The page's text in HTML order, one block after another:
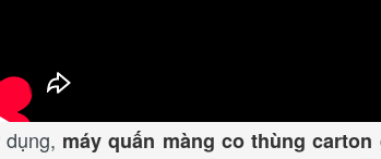
máy quấn màng co thùng carton